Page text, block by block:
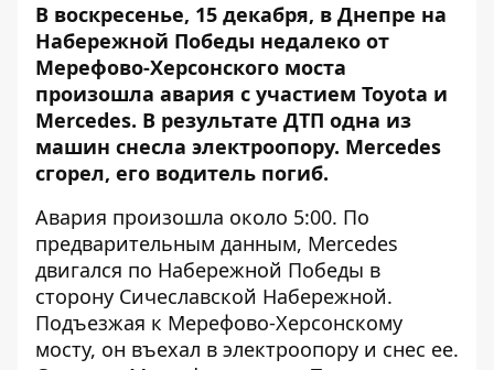
В воскресенье, 15 декабря, в Днепре на
Набережной Победы недалеко от
Мерефово-Херсонского моста
произошла авария с участием Toyota и
Merсedes. В результате ДТП одна из
машин снесла электроопору. Mercedes
сгорел, его водитель погиб.
Авария произошла около 5:00. По
предварительным данным, Merсedes
двигался по Набережной Победы в
сторону Сичеславской Набережной.
Подъезжая к Мерефово-Херсонскому
мосту, он въехал в электроопору и снес ее.